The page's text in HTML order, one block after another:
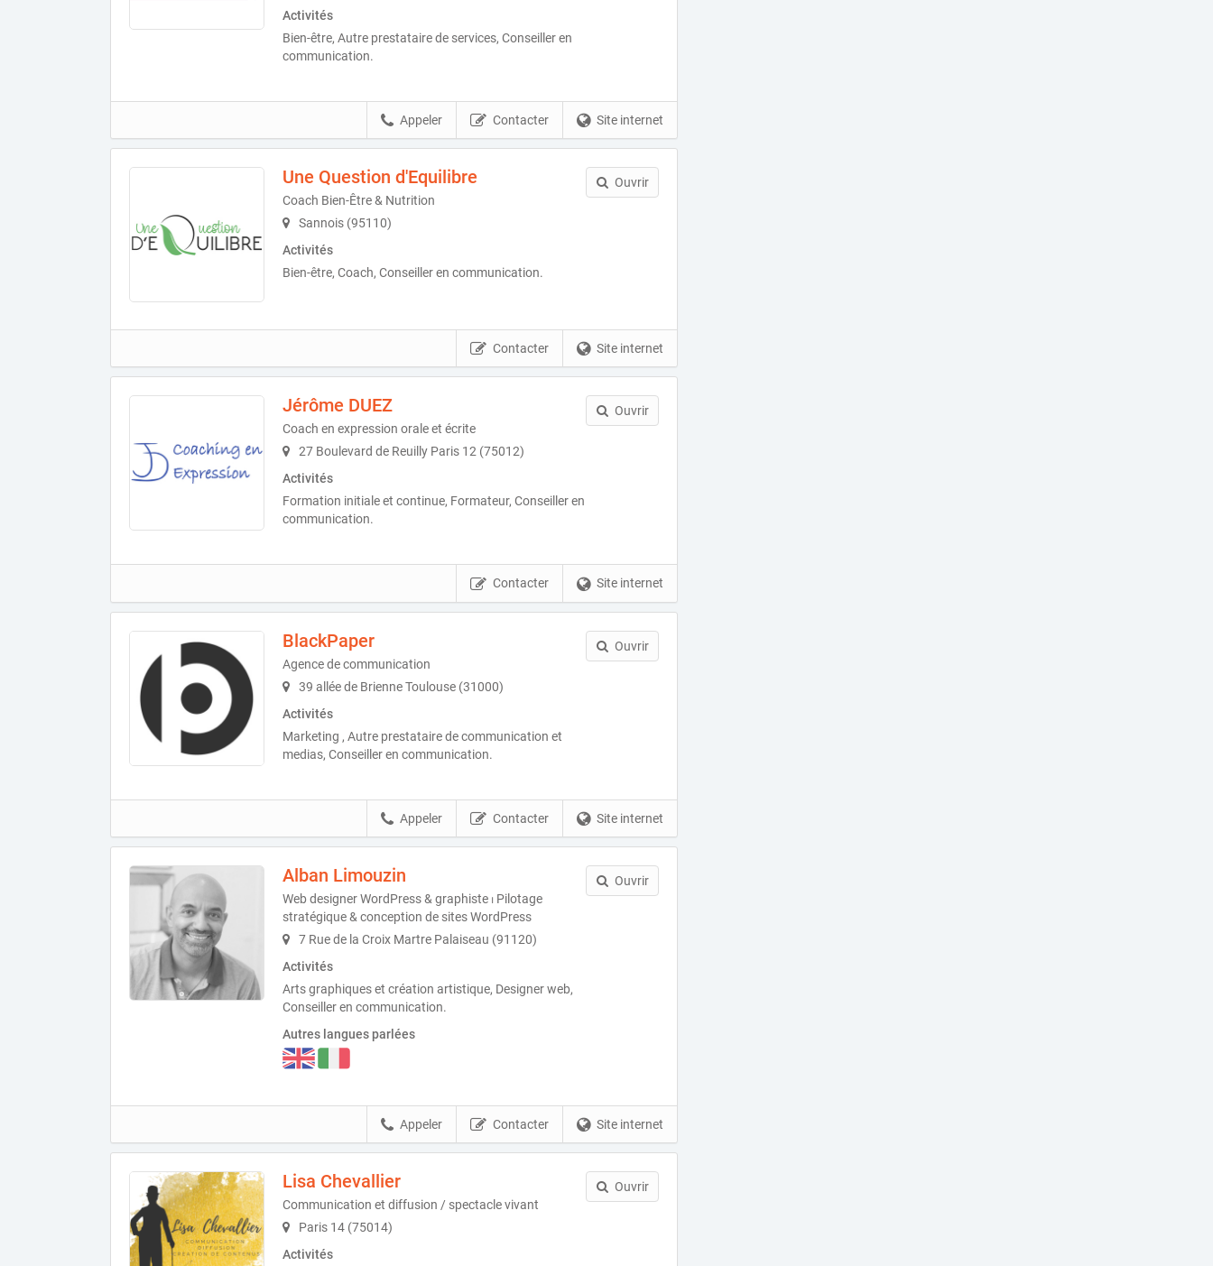
Activités
Bien-être, Autre prestataire de services, Conseiller en
communication.
Site internet
Contacter
Appeler
Une Question d'Equilibre
Coach Bien-Être & Nutrition
Sannois (95110)
Activités
Bien-être, Coach, Conseiller en communication.
Ouvrir
Site internet
Contacter
Jérôme DUEZ
Coach en expression orale et écrite
27 Boulevard de Reuilly Paris 12 (75012)
Activités
Formation initiale et continue, Formateur, Conseiller en
communication.
Ouvrir
Site internet
Contacter
BlackPaper
Agence de communication
39 allée de Brienne Toulouse (31000)
Activités
Marketing , Autre prestataire de communication et
medias, Conseiller en communication.
Ouvrir
Site internet
Contacter
Appeler
Alban Limouzin
Web designer WordPress & graphiste ⏐ Pilotage
stratégique & conception de sites WordPress
7 Rue de la Croix Martre Palaiseau (91120)
Activités
Arts graphiques et création artistique, Designer web,
Conseiller en communication.
Autres langues parlées
Ouvrir
Site internet
Contacter
Appeler
Lisa Chevallier
Communication et diffusion / spectacle vivant
Paris 14 (75014)
Activités
Ouvrir